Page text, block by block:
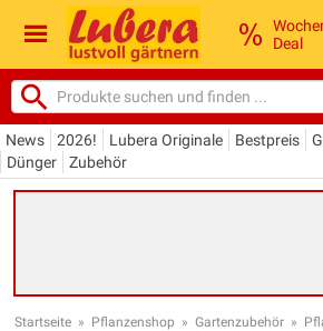
Deal
News 2026! Lubera Originale Bestpreis
Dünger
Zubehör
Startseite » Pflanzenshop » Gartenzubehör »